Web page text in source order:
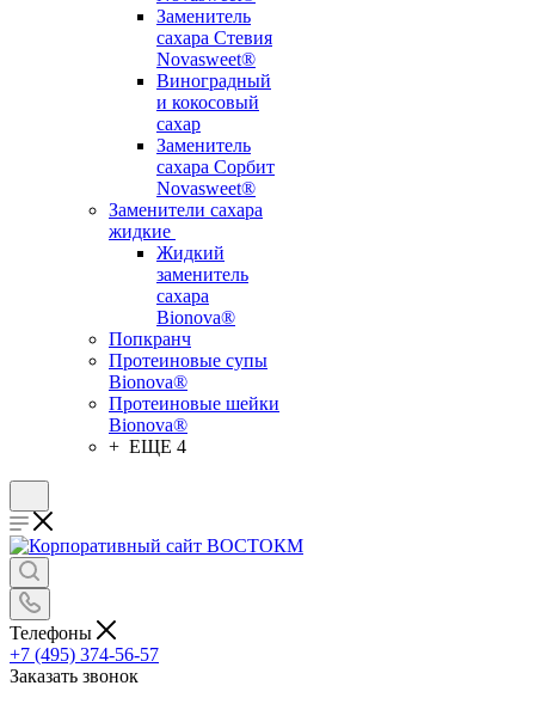
Заменитель
сахара Стевия
Novasweet®
Виноградный
и кокосовый
сахар
Заменитель
сахара Сорбит
Novasweet®
Заменители сахара
жидкие
Жидкий
заменитель
сахара
Bionova®
Попкранч
Протеиновые супы
Bionova®
Протеиновые шейки
Bionova®
+ ЕЩЕ 4
Телефоны
+7 (495) 374-56-57
Заказать звонок